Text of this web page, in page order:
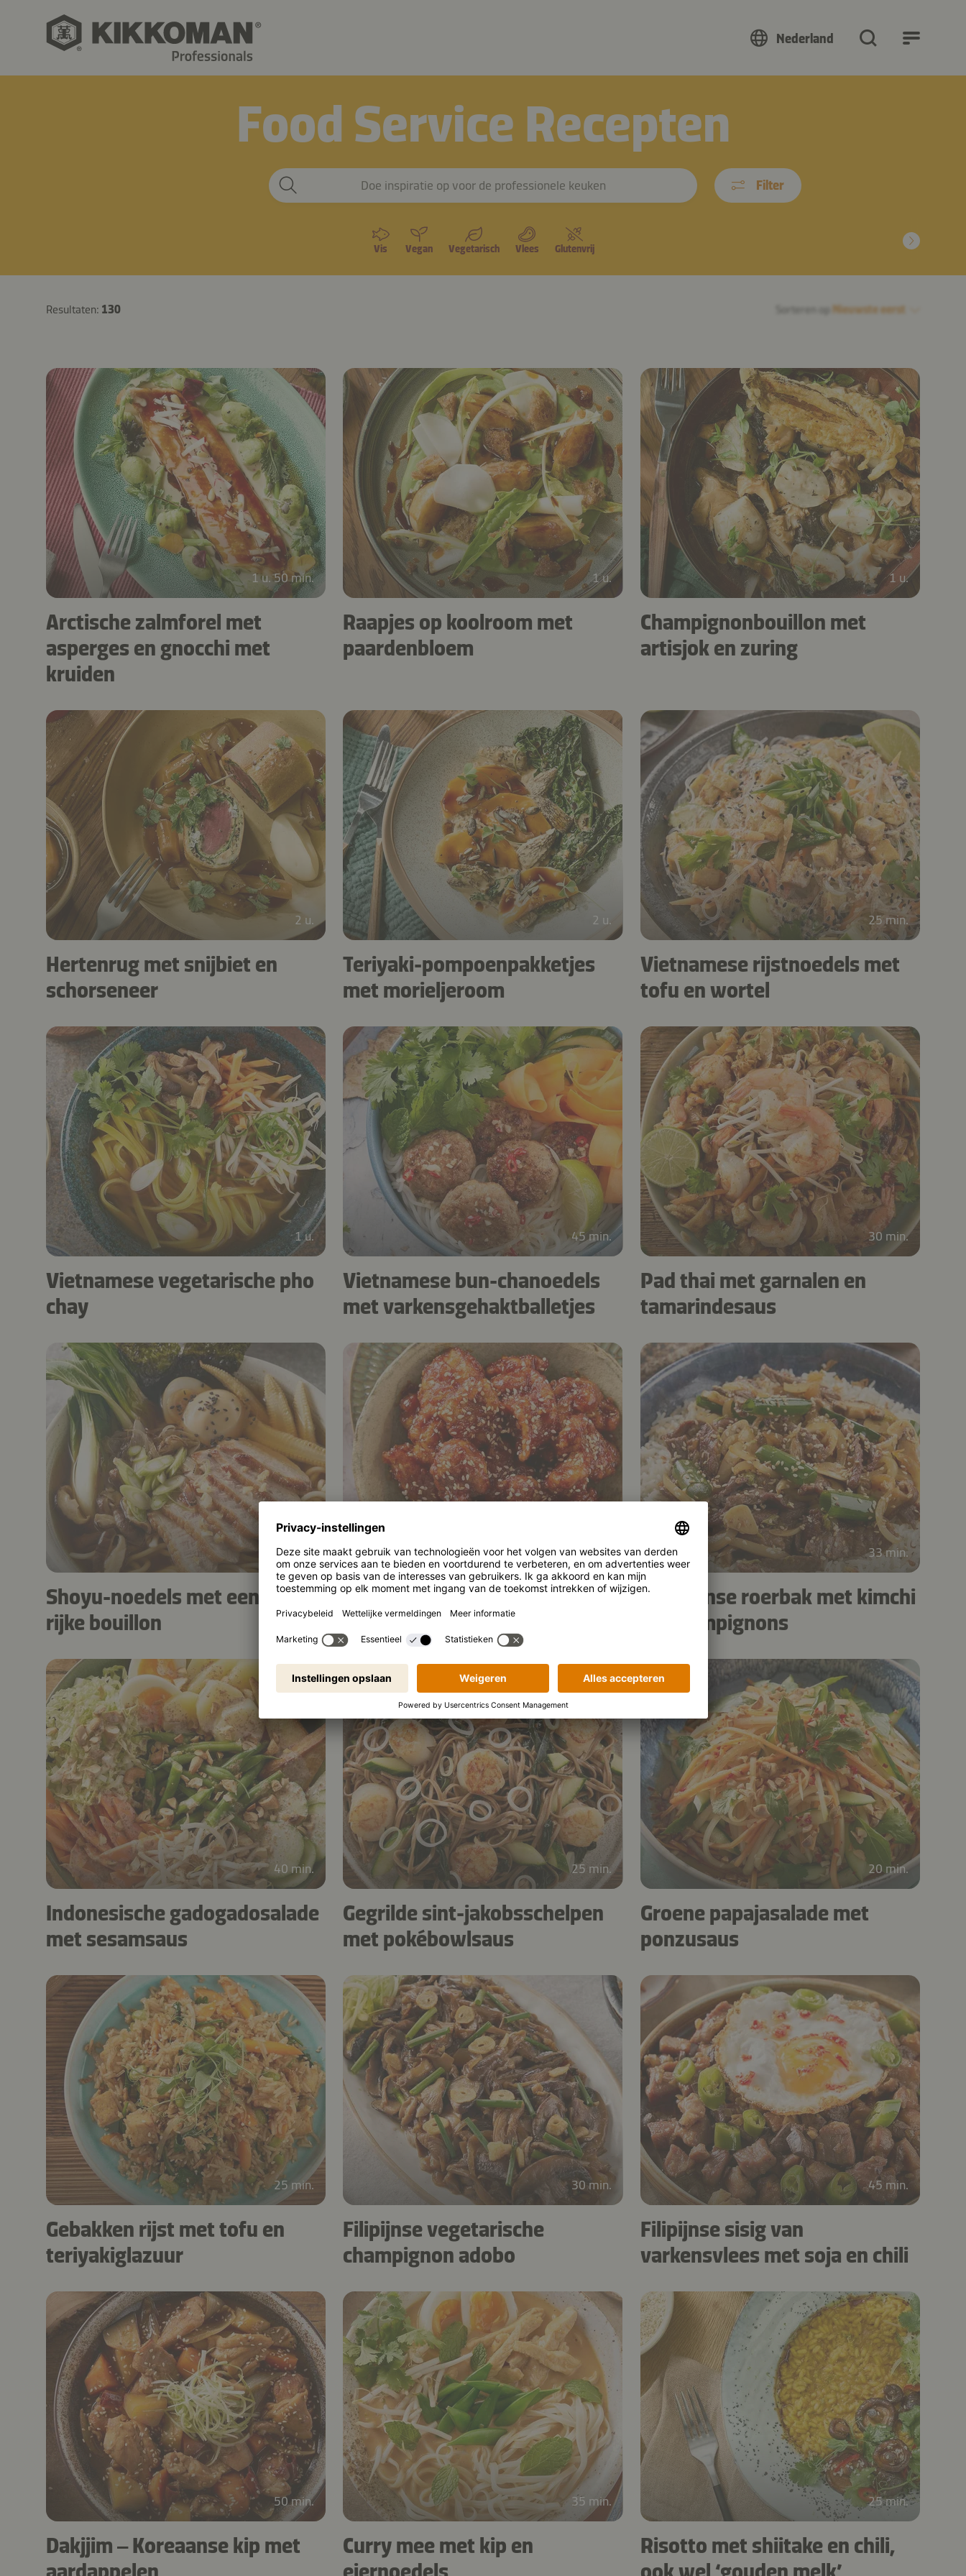
Nederland
Food Service Recepten
Doe inspiratie op voor de professionele keuken Filter
Vis Vegan Vegetarisch Vlees Glutenvrij
Resultaten: 130 Nieuwste eerst
1 u. 50 min.
Arctische zalmforel met
asperges en gnocchi met
kruiden
1 u.
Raapjes op koolroom met
paardenbloem
1 u.
Champignonbouillon met
artisjok en zuring
2 u.
Hertenrug met snijbiet en
schorseneer
2 u.
Teriyaki-pompoenpakketjes
met morieljeroom
25 min.
Vietnamese rijstnoedels met
tofu en wortel
1 u.
Vietnamese vegetarische pho
chay
45 min.
Vietnamese bun-chanoedels
met varkensgehaktballetjes
30 min.
Pad thai met garnalen en
tamarindesaus
1 u.
Shoyu-noedels met eend in
rijke bouillon
45 min.
Koreaanse gefrituurde kip met
kimchisaus
33 min.
Koreaanse roerbak met kimchi
en champignons
40 min.
Indonesische gadogadosalade
met sesamsaus
25 min.
Gegrilde sint-jakobsschelpen
met pokébowlsaus
20 min.
Groene papajasalade met
ponzusaus
25 min.
Gebakken rijst met tofu en
teriyakiglazuur
30 min.
Filipijnse vegetarische
champignon adobo
45 min.
Filipijnse sisig van
varkensvlees met soja en chili
50 min.
Dakjjim – Koreaanse kip met
35 min.
Curry mee met kip en
25 min.
Risotto met shiitake en chili,